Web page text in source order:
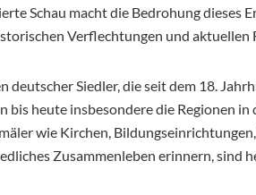
Schau macht die Bedrohung dieses
Verflechtungen und aktuellen
deutscher Siedler, die seit dem 18.
bis heute insbesondere die Regionen
wie Kirchen,
Zusammenleben erinnern, sind